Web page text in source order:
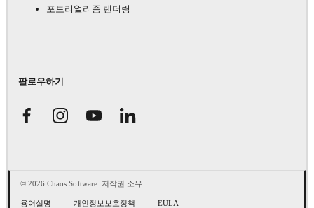
포토리얼리즘 렌더링
팔로우하기
© 2026 Chaos Software. 저작권 소유.
용어설명 개인정보보호정책 EULA